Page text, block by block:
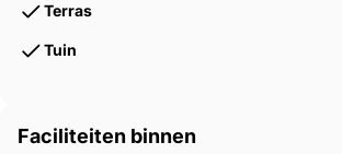
Terras
Tuin
Faciliteiten binnen